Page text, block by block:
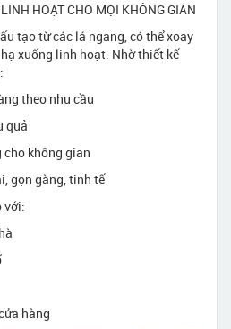
HOẠT CHO MỌI KHÔNG GIAN
tạo từ các lá ngang, có thể xoay
xuống linh hoạt. Nhờ thiết kế
theo nhu cầu
quả
không gian
gọn gàng, tinh tế
với:
hàng